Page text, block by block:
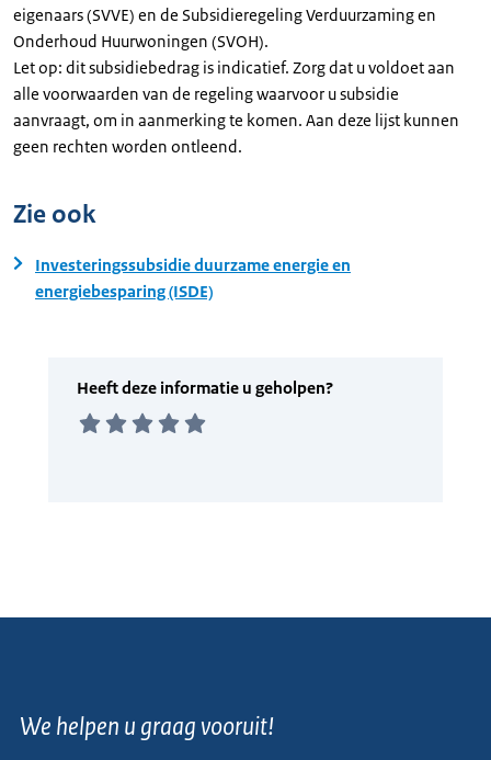
eigenaars (SVVE) en de Subsidieregeling Verduurzaming en
Onderhoud Huurwoningen (SVOH).
Let op: dit subsidiebedrag is indicatief. Zorg dat u voldoet aan
alle voorwaarden van de regeling waarvoor u subsidie
aanvraagt, om in aanmerking te komen. Aan deze lijst kunnen
geen rechten worden ontleend.
Zie ook
Investeringssubsidie duurzame energie en
energiebesparing (ISDE)
We helpen u graag vooruit!